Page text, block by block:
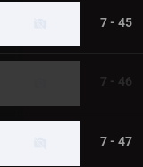
7 - 45
7 - 46
7 - 47